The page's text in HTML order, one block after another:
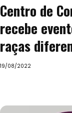
Centro de
recebe
raças
19/08/2022